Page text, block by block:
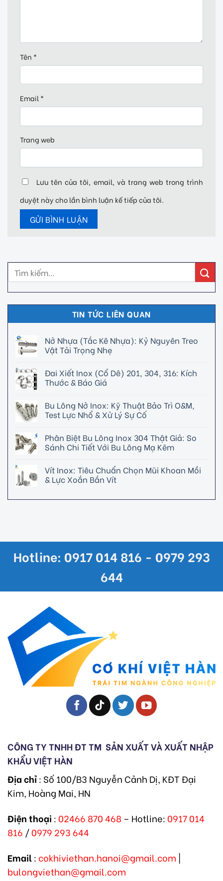
Tên *
Email *
Trang web
Lưu tên của tôi, email, và trang web trong trình
duyệt này cho lần bình luận kế tiếp của tôi.
TIN TỨC LIÊN QUAN
Nở Nhựa (Tắc Kê Nhựa): Kỷ Nguyên Treo
Vật Tải Trọng Nhẹ
Đai Xiết Inox (Cổ Dê) 201, 304, 316: Kích
Thước & Báo Giá
Bu Lông Nở Inox: Kỹ Thuật Bảo Trì O&M,
Test Lực Nhổ & Xử Lý Sự Cố
Phân Biệt Bu Lông Inox 304 Thật Giả: So
Sánh Chi Tiết Với Bu Lông Mạ Kẽm
Vít Inox: Tiêu Chuẩn Chọn Mũi Khoan Mồi
& Lực Xoắn Bắn Vít
Hotline: 0917 014 816 - 0979 293
644
CÔNG TY TNHH ĐT TM SẢN XUẤT VÀ XUẤT NHẬP
KHẨU VIỆT HÀN
Địa chỉ: Số 100/B3 Nguyễn Cảnh Dị, KĐT Đại
Kim, Hoàng Mai, HN
Điện thoại : 02466 870 468 – Hotline: 0917 014
816 /0979 293 644
Email: cokhiviethan.hanoi@gmail.com |
bulongviethan@gmail.com